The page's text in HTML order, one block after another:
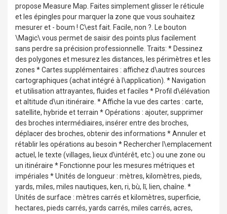
propose Measure Map. Faites simplement glisser le réticule
et les épingles pour marquer la zone que vous souhaitez
mesurer et - boum ! C\est fait. Facile, non ?. Le bouton
\Magic\ vous permet de saisir des points plus facilement
sans perdre sa précision professionnelle. Traits: * Dessinez
des polygones et mesurez les distances, les périmètres et les
zones * Cartes supplémentaires : affichez d\autres sources
cartographiques (achat intégré à l\application). * Navigation
et utilisation attrayantes, fluides et faciles * Profil d\élévation
et altitude d\un itinéraire. * Affiche la vue des cartes : carte,
satellite, hybride et terrain * Opérations : ajouter, supprimer
des broches intermédiaires, insérer entre des broches,
déplacer des broches, obtenir des informations * Annuler et
rétablir les opérations au besoin * Rechercher l\emplacement
actuel, le texte (villages, lieux d\intérêt, etc.) ou une zone ou
un itinéraire * Fonctionne pour les mesures métriques et
impériales * Unités de longueur : mètres, kilomètres, pieds,
yards, miles, miles nautiques, ken, ri, bù, lǐ, lien, chaîne. *
Unités de surface : mètres carrés et kilomètres, superficie,
hectares, pieds carrés, yards carrés, miles carrés, acres,